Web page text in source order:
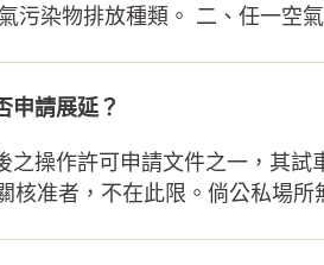
污染物排放種類。 二、任一空
申請展延？
之操作許可申請文件之一，其
核准者，不在此限。倘公私場所